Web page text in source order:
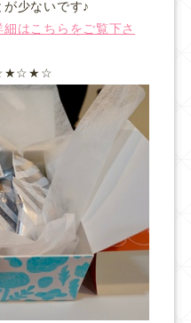
少ないです♪
はこちらをご覧下さ